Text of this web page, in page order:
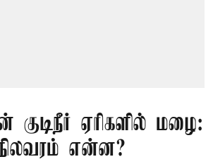
ஏரிகளில் மழை:
என்ன?